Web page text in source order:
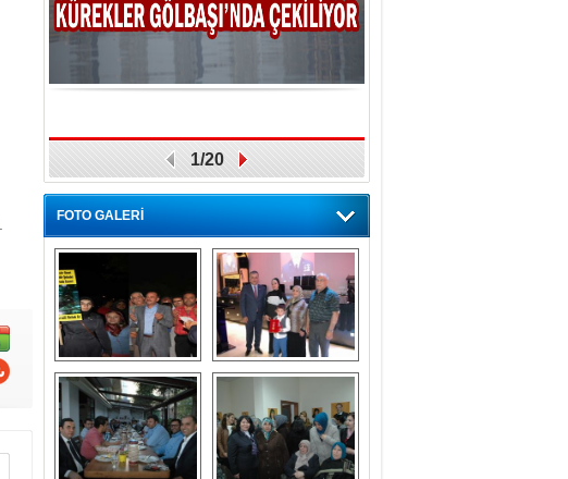
1/20
FOTO GALERİ
Gölbaşı GAZZE
İÇİN YÜRÜDÜ
Kaymakamlıktan
iftar yemeği